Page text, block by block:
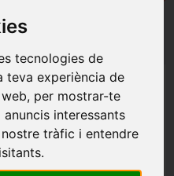
tecnologies de
teva experiència de
per mostrar-te
interessants
tràfic i entendre
Cicles